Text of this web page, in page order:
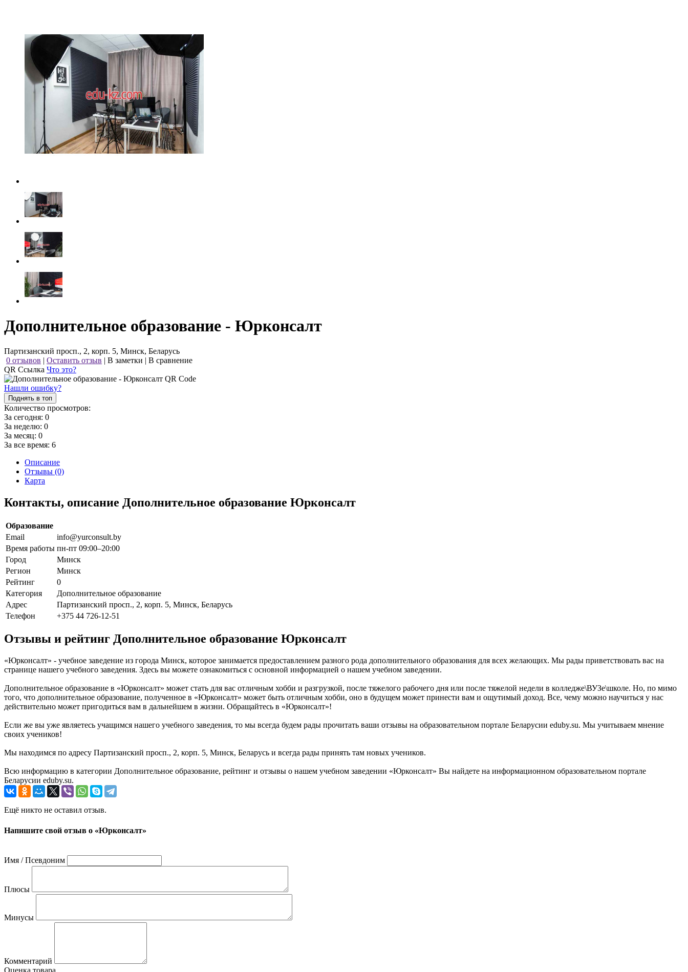
Дополнительное образование - Юрконсалт
Партизанский просп., 2, корп. 5, Минск, Беларусь
0 отзывов | Оставить отзыв | В заметки | В сравнение
QR Ссылка Что это?
Нашли ошибку?
Поднять в топ
Количество просмотров:
За сегодня: 0
За неделю: 0
За месяц: 0
За все время: 6
Описание
Отзывы (0)
Карта
Контакты, описание Дополнительное образование Юрконсалт
Образование
Email
info@yurconsult.by
Время работы пн-пт 09:00–20:00
Город
Минск
Регион
Минск
Рейтинг
0
Категория
Дополнительное образование
Адрес
Партизанский просп., 2, корп. 5, Минск, Беларусь
Телефон
+375 44 726-12-51
Отзывы и рейтинг Дополнительное образование Юрконсалт
«Юрконсалт» - учебное заведение из города Минск, которое занимается предоставлением разного рода дополнительного образования для всех желающих. Мы рады приветствовать вас на
странице нашего учебного заведения. Здесь вы можете ознакомиться с основной информацией о нашем учебном заведении.
Дополнительное образование в «Юрконсалт» может стать для вас отличным хобби и разгрузкой, после тяжелого рабочего дня или после тяжелой недели в колледже\ВУЗе\школе. Но, по мимо
того, что дополнительное образование, полученное в «Юрконсалт» может быть отличным хобби, оно в будущем может принести вам и ощутимый доход. Все, чему можно научиться у нас
действительно может пригодиться вам в дальнейшем в жизни. Обращайтесь в «Юрконсалт»!
Если же вы уже являетесь учащимся нашего учебного заведения, то мы всегда будем рады прочитать ваши отзывы на образовательном портале Беларусии eduby.su. Мы учитываем мнение
своих учеников!
Мы находимся по адресу Партизанский просп., 2, корп. 5, Минск, Беларусь и всегда рады принять там новых учеников.
Всю информацию в категории Дополнительное образование, рейтинг и отзывы о нашем учебном заведении «Юрконсалт» Вы найдете на информационном образовательном портале
Беларусии eduby.su.
Ещё никто не оставил отзыв.
Напишите свой отзыв о «Юрконсалт»
Имя / Псевдоним
Плюсы
Минусы
Комментарий
Оценка товара